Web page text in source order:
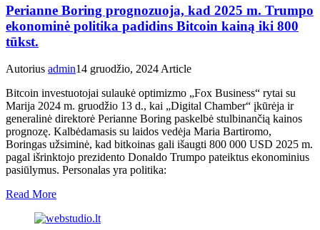
Perianne Boring prognozuoja, kad 2025 m. Trumpo
ekonominė politika padidins Bitcoin kainą iki 800
tūkst.
Autorius admin14 gruodžio, 2024 Article
Bitcoin investuotojai sulaukė optimizmo „Fox Business“ rytai su
Marija 2024 m. gruodžio 13 d., kai „Digital Chamber“ įkūrėja ir
generalinė direktorė Perianne Boring paskelbė stulbinančią kainos
prognozę. Kalbėdamasis su laidos vedėja Maria Bartiromo,
Boringas užsiminė, kad bitkoinas gali išaugti 800 000 USD 2025 m.
pagal išrinktojo prezidento Donaldo Trumpo pateiktus ekonominius
pasiūlymus. Personalas yra politika:
Read More